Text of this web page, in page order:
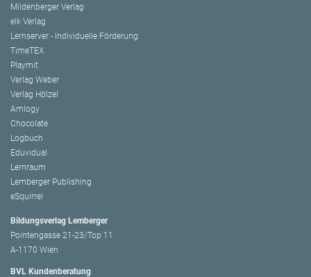
Mildenberger Verlag
elk Verlag
Lernserver - Individuelle Förderung
TimeTEX
Playmit
Verlag Weber
Verlag Hölzel
Amlogy
Chocolate
Logbuch
Eduvidual
Lernraum
Lemberger Publishing
eSquirrel
Bildungsverlag Lemberger
Pointengasse 21-23/Top 11
A-1170 Wien
BVL Kundenberatung